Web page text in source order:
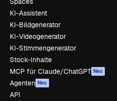
KI-Assistent
KI-Bildgenerator
KI-Videogenerator
KI-Stimmengenerator
Stock-Inhalte
MCP für Claude/ChatGPT Neu
Agenten Neu
API